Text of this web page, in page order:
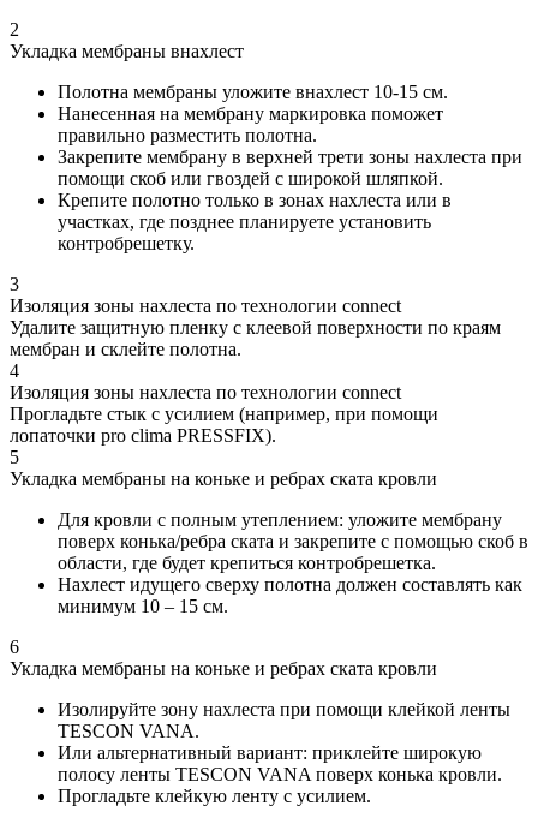
2
Укладка мембраны внахлест
Полотна мембраны уложите внахлест 10-15 см.
Нанесенная на мембрану маркировка поможет
правильно разместить полотна.
Закрепите мембрану в верхней трети зоны нахлеста при
помощи скоб или гвоздей с широкой шляпкой.
Крепите полотно только в зонах нахлеста или в
участках, где позднее планируете установить
контробрешетку.
3
Изоляция зоны нахлеста по технологии connect
Удалите защитную пленку с клеевой поверхности по краям
мембран и склейте полотна.
4
Изоляция зоны нахлеста по технологии connect
Прогладьте стык с усилием (например, при помощи
лопаточки pro clima PRESSFIX).
5
Укладка мембраны на коньке и ребрах ската кровли
Для кровли с полным утеплением: уложите мембрану
поверх конька/ребра ската и закрепите с помощью скоб в
области, где будет крепиться контробрешетка.
Нахлест идущего сверху полотна должен составлять как
минимум 10 – 15 см.
6
Укладка мембраны на коньке и ребрах ската кровли
Изолируйте зону нахлеста при помощи клейкой ленты
TESCON VANA.
Или альтернативный вариант: приклейте широкую
полосу ленты TESCON VANA поверх конька кровли.
Прогладьте клейкую ленту с усилием.